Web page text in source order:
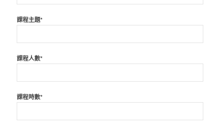
課程主題*
課程人數*
課程時數*